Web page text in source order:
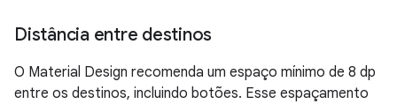
Distância entre destinos
O Material Design recomenda um espaço mínimo de 8 dp
entre os destinos, incluindo botões. Esse espaçamento